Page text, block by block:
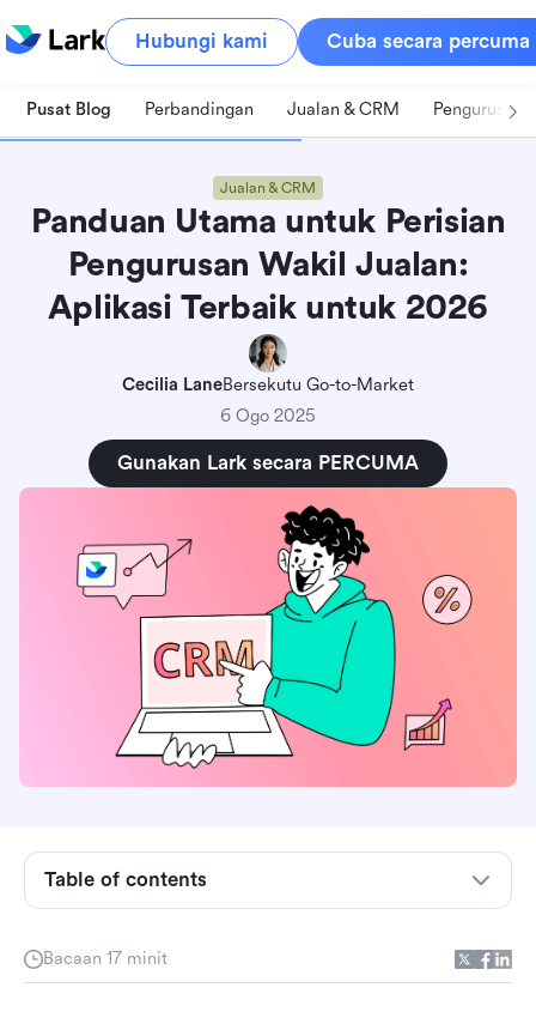
Hubungi kami Cuba secara percuma
Pusat Blog Perbandingan Jualan & CRM Pengurusan
Jualan & CRM
Panduan Utama untuk Perisian
Pengurusan Wakil Jualan:
Aplikasi Terbaik untuk 2026
Cecilia LaneBersekutu Go-to-Market
6 Ogo 2025
Gunakan Lark secara PERCUMA
Bacaan 17 minit
Table of contents
Apakah perisian pengurusan wakil jualan?
terbaik